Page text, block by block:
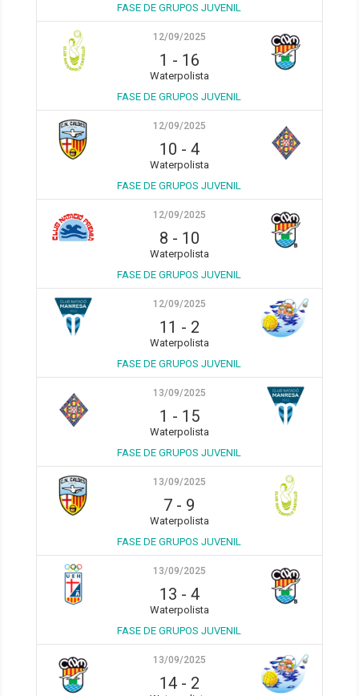
FASE DE GRUPOS JUVENIL
12/09/2025
1 - 16
Waterpolista
FASE DE GRUPOS JUVENIL
12/09/2025
10 - 4
Waterpolista
FASE DE GRUPOS JUVENIL
12/09/2025
8 - 10
Waterpolista
FASE DE GRUPOS JUVENIL
12/09/2025
11 - 2
Waterpolista
FASE DE GRUPOS JUVENIL
13/09/2025
1 - 15
Waterpolista
FASE DE GRUPOS JUVENIL
13/09/2025
7 - 9
Waterpolista
FASE DE GRUPOS JUVENIL
13/09/2025
13 - 4
Waterpolista
FASE DE GRUPOS JUVENIL
13/09/2025
14- 2